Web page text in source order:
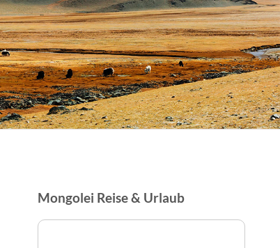
Mongolei Reise & Urlaub